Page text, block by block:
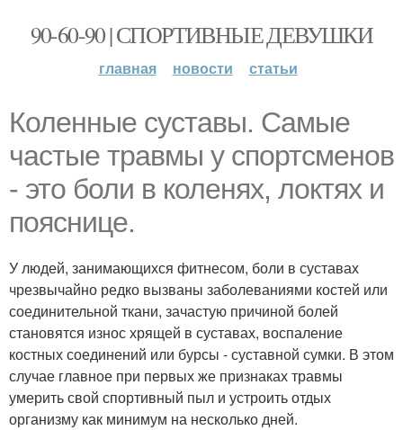
90-60-90 | СПОРТИВНЫЕ ДЕВУШКИ
главная новости статьи
Коленные суставы. Самые
частые травмы у спортсменов
- это боли в коленях, локтях и
пояснице.
У людей, занимающихся фитнесом, боли в суставах
чрезвычайно редко вызваны заболеваниями костей или
соединительной ткани, зачастую причиной болей
становятся износ хрящей в суставах, воспаление
костных соединений или бурсы - суставной сумки. В этом
случае главное при первых же признаках травмы
умерить свой спортивный пыл и устроить отдых
организму как минимум на несколько дней.